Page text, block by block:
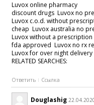
Luvox online pharmacy
discount drugs Luvox no
Luvox c.o.d. without
cheap Luvox australia no
Luvox without a prescription
fda approved Luvox no rx
Luvox for over night delivery
RELATED SEARCHES:
Ответить Ссылка
Douglashig